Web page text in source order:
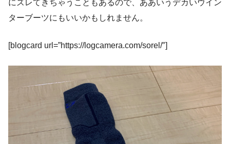
にズレてきちゃうこともあるので、ああいうデカいウイン
ターブーツにもいいかもしれません。
[blogcard url=”https://logcamera.com/sorel/″]